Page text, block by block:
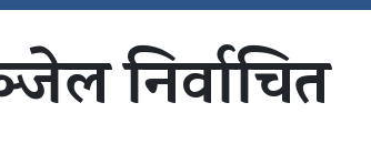
निर्वाचित